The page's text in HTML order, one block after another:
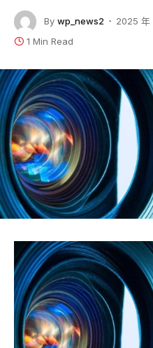
By wp_news2 2025 年
1 Min Read